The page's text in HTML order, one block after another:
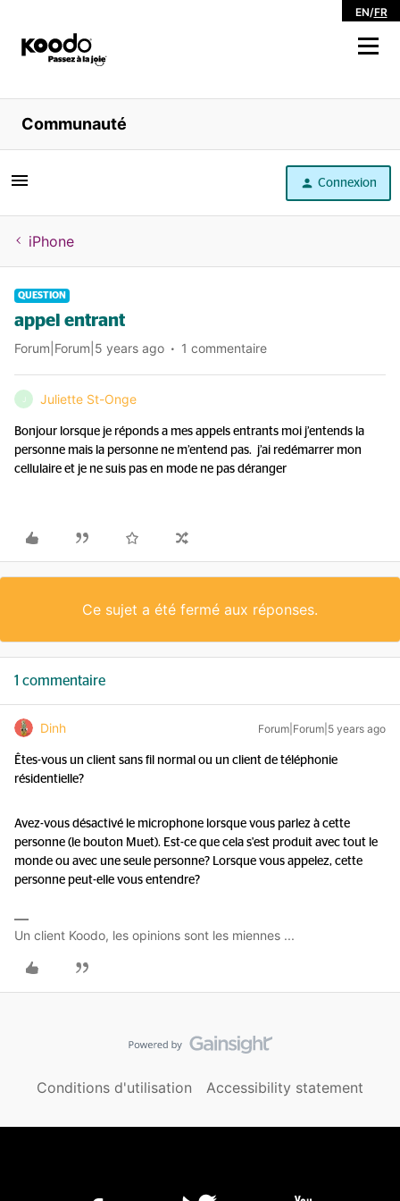
EN/FR
Magasiner
Libre service
Aide
Communauté
Connexion
iPhone
QUESTION
appel entrant
Forum|Forum|5 years ago 1 commentaire
J Juliette St-Onge
Bonjour lorsque je réponds a mes appels entrants moi j’entends la
personne mais la personne ne m’entend pas. j’ai redémarrer mon
cellulaire et je ne suis pas en mode ne pas déranger
Ce sujet a été fermé aux réponses.
1 commentaire
Dinh Forum|Forum|5 years ago
Êtes-vous un client sans fil normal ou un client de téléphonie
résidentielle?
Avez-vous désactivé le microphone lorsque vous parlez à cette
personne (le bouton Muet). Est-ce que cela s'est produit avec tout le
monde ou avec une seule personne? Lorsque vous appelez, cette
personne peut-elle vous entendre?
Un client Koodo, les opinions sont les miennes ...
Conditions d'utilisation Accessibility statement